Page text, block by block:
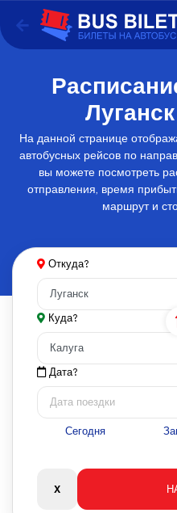
На данной странице
автобусных рейсов по
вы можете посмотреть
отправления, время
маршрут и
Откуда?
Куда?
Дата?
Сегодня